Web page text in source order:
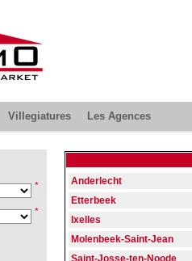
Villegiatures Les Agences
*
*
Anderlecht
Etterbeek
Ixelles
Molenbeek-Saint-Jean
Saint-Josse-ten-Noode